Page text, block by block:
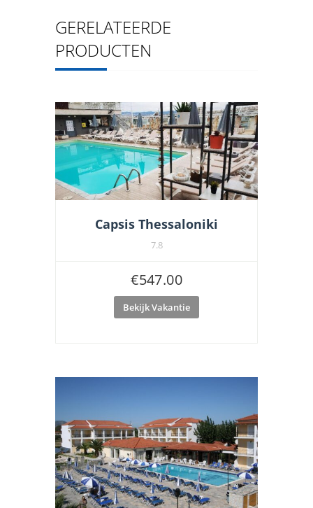
GERELATEERDE
PRODUCTEN
Capsis Thessaloniki
7.8
€547.00
Bekijk Vakantie